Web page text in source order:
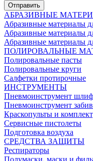
Отправить
АБРАЗИВНЫЕ
Абразивные материалы
Абразивные материалы
Абразивные материалы
ПОЛИРОВАЛЬНЫЕ
Полировальные пасты
Полировальные круги
Салфетки протирочные
ИНСТРУМЕНТЫ
Пневмоинструмент
Пневмоинструмент
Краскопульты и
Сервисные пистолеты
Подготовка воздуха
СРЕДСТВА ЗАЩИТЫ
Респираторы
Полумаски, маски и